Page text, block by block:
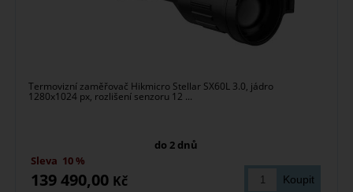
Termovizní zaměřovač Hikmicro Stellar SX60L 3.0, jádro
1280x1024 px, rozlišení senzoru 12 ...
do 2 dnů
139 490,00 Kč
Sleva 10 %